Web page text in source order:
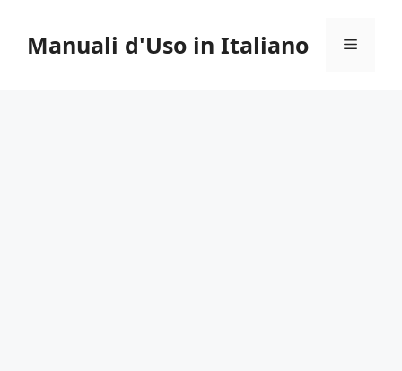
contenuto
Manuali d'Uso in Italiano Menu